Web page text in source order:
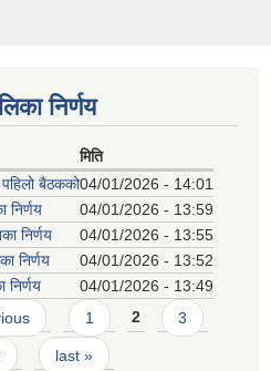
निर्णय
मिति
पहिलो बैठकको04/01/2026 - 14:01
निर्णय
04/01/2026 - 13:59
निर्णय
04/01/2026 - 13:55
निर्णय
04/01/2026 - 13:52
निर्णय
04/01/2026 - 13:49
1 2 3
last »